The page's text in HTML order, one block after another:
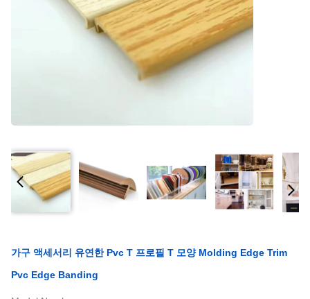
가구 액세서리 유연한 Pvc T 프로필 T 모양 Molding Edge Trim
Pvc Edge Banding